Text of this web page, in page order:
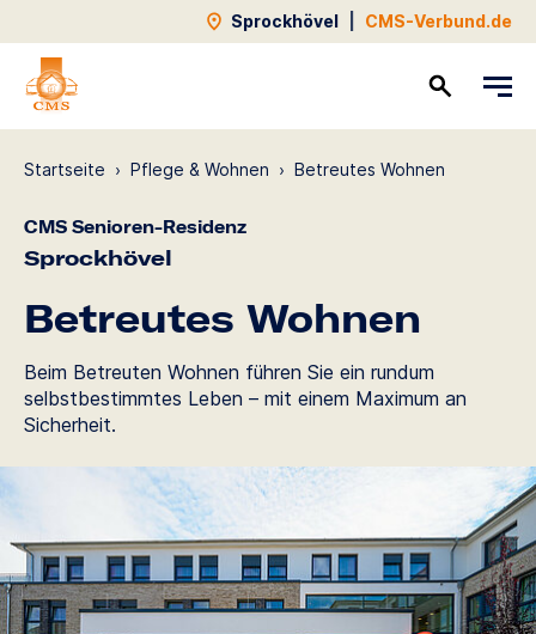
Sprockhövel CMS-Verbund.de
Startseite › Pflege & Wohnen › Betreutes Wohnen
CMS Senioren-Residenz
Sprockhövel
Betreutes Wohnen
Beim Betreuten Wohnen führen Sie ein rundum
selbstbestimmtes Leben – mit einem Maximum an
Sicherheit.